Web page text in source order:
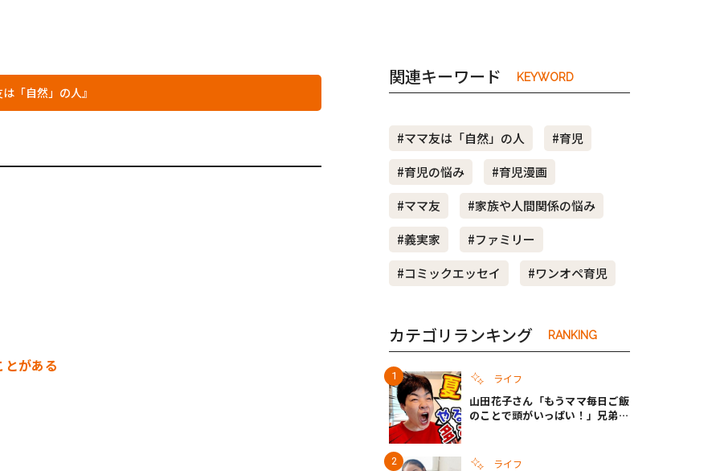
は「自然」の人』
がある
関連キーワード KEYWORD
#ママ友は「自然」の人
#育児
#育児の悩み
#育児漫画
#ママ友
#家族や人間関係の悩み
#義実家
#ファミリー
#コミックエッセイ
#ワンオペ育児
カテゴリランキング RANKING
ライフ
山田花子さん「もうママ毎日ご飯
のことで頭がいっぱい！」兄弟夏
ライフ